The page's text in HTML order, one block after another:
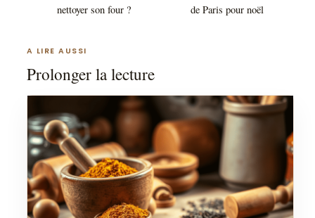
nettoyer son four ?
de Paris pour noël
A LIRE AUSSI
Prolonger la lecture